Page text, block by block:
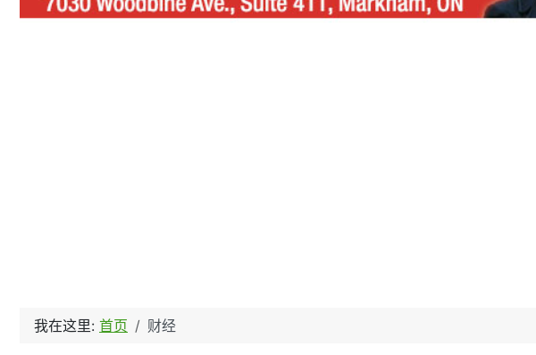
我在这里: 首页 财经